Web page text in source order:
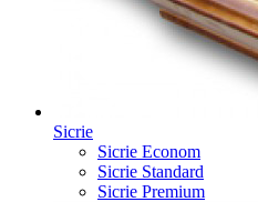
Sicrie
Sicrie Econom
Sicrie Standard
Sicrie Premium